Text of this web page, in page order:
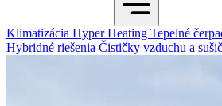
Klimatizácia Hyper Heating Tepelné
Hybridné riešenia Čističky vzduchu a